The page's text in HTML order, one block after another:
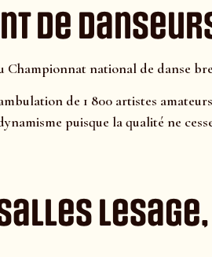
de
national de danse
de 1 800 artistes
puisque la qualité ne